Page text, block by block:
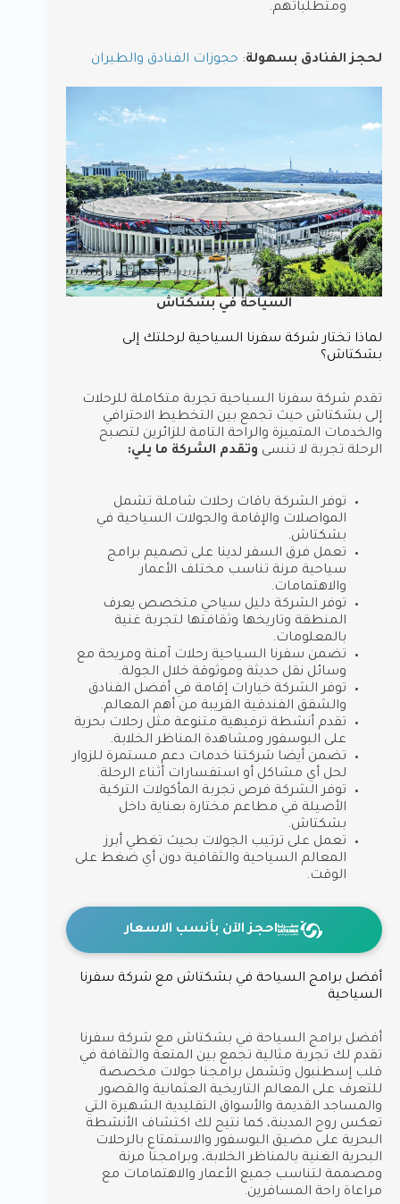
ومتطلباتهم.
لحجز الفنادق بسهولة: حجوزات الفنادق والطيران
السياحة في بشكتاش
لماذا تختار شركة سفرنا السياحية لرحلتك إلى
بشكتاش؟
تقدم شركة سفرنا السياحية تجربة متكاملة للرحلات
إلى بشكتاش حيث تجمع بين التخطيط الاحترافي
والخدمات المتميزة والراحة التامة للزائرين لتصبح
الرحلة تجربة لا تنسى وتقدم الشركة ما يلي:
توفر الشركة باقات رحلات شاملة تشمل
المواصلات والإقامة والجولات السياحية في
بشكتاش.
تعمل فرق السفر لدينا على تصميم برامج
سياحية مرنة تناسب مختلف الأعمار
والاهتمامات.
توفر الشركة دليل سياحي متخصص يعرف
المنطقة وتاريخها وثقافتها لتجربة غنية
بالمعلومات.
تضمن سفرنا السياحية رحلات آمنة ومريحة مع
وسائل نقل حديثة وموثوقة خلال الجولة.
توفر الشركة خيارات إقامة في أفضل الفنادق
والشقق الفندقية القريبة من أهم المعالم.
تقدم أنشطة ترفيهية متنوعة مثل رحلات بحرية
على البوسفور ومشاهدة المناظر الخلابة.
تضمن أيضا شركتنا خدمات دعم مستمرة للزوار
لحل أي مشاكل أو استفسارات أثناء الرحلة.
توفر الشركة فرص تجربة المأكولات التركية
الأصيلة في مطاعم مختارة بعناية داخل
بشكتاش.
تعمل على ترتيب الجولات بحيث تغطي أبرز
المعالم السياحية والثقافية دون أي ضغط على
الوقت.
احجز الآن بأنسب الاسعار
أفضل برامج السياحة في بشكتاش مع شركة سفرنا
السياحية
أفضل برامج السياحة في بشكتاش مع شركة سفرنا
تقدم لك تجربة مثالية تجمع بين المتعة والثقافة في
قلب إسطنبول وتشمل برامجنا جولات مخصصة
للتعرف على المعالم التاريخية العثمانية والقصور
والمساجد القديمة والأسواق التقليدية الشهيرة التي
تعكس روح المدينة، كما نتيح لك اكتشاف الأنشطة
البحرية على مضيق البوسفور والاستمتاع بالرحلات
البحرية الغنية بالمناظر الخلابة، وبرامجنا مرنة
ومصممة لتناسب جميع الأعمار والاهتمامات مع
مراعاة راحة المسافرين.